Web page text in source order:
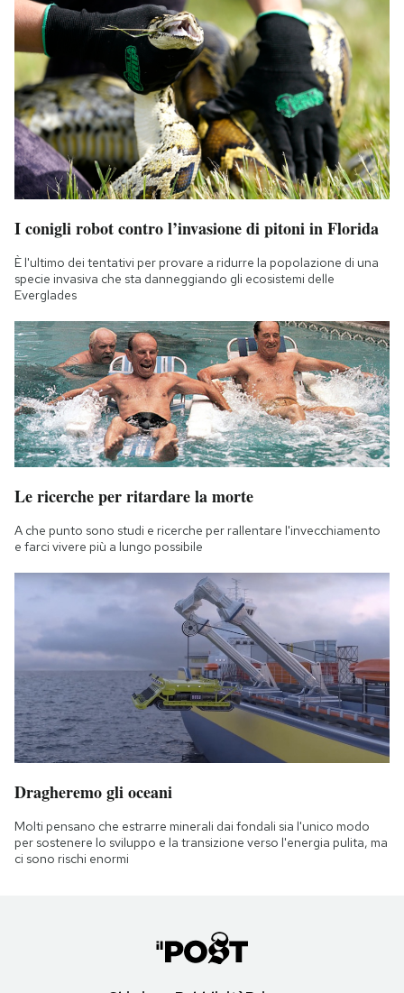
I conigli robot contro l’invasione di pitoni in Florida
È l'ultimo dei tentativi per provare a ridurre la popolazione di una
specie invasiva che sta danneggiando gli ecosistemi delle
Everglades
Le ricerche per ritardare la morte
A che punto sono studi e ricerche per rallentare l'invecchiamento
e farci vivere più a lungo possibile
Dragheremo gli oceani
Molti pensano che estrarre minerali dai fondali sia l'unico modo
per sostenere lo sviluppo e la transizione verso l'energia pulita, ma
ci sono rischi enormi